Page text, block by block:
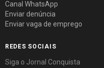
Canal WhatsApp
Enviar denúncia
Enviar vaga de emprego
REDES SOCIAIS
Siga o Jornal Conquista